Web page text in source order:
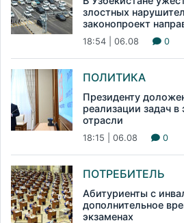
злостных
законопроект
18:54 | 06.08 0
ПОЛИТИКА
Президенту
реализации задач в
отрасли
18:15 | 06.08 0
ПОТРЕБИТЕЛЬ
Абитуриенты с
дополнительное
экзаменах